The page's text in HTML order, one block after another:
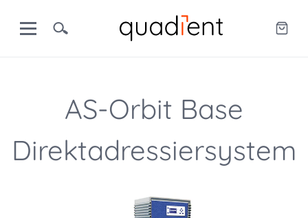
AS-Orbit Base
Direktadressiersystem